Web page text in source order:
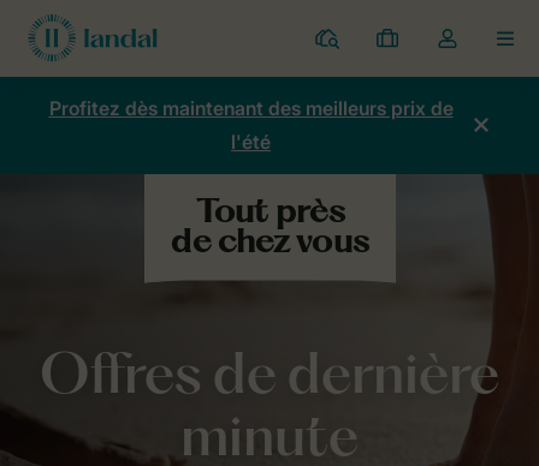
Parcs
Mes
réservations
Toggle
the
my
account
Profitez dès maintenant des meilleurs prix de
l'été
Offres de dernière
minute